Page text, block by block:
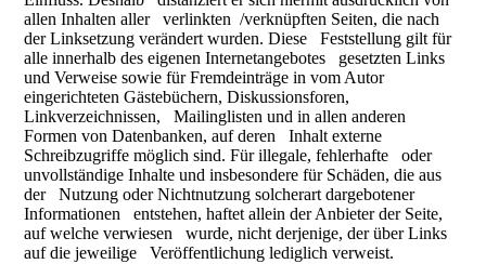
allen Inhalten aller verlinkten /verknüpften Seiten, die nach
der Linksetzung verändert wurden. Diese Feststellung gilt für
alle innerhalb des eigenen Internetangebotes gesetzten Links
und Verweise sowie für Fremdeinträge in vom Autor
eingerichteten Gästebüchern, Diskussionsforen,
Linkverzeichnissen, Mailinglisten und in allen anderen
Formen von Datenbanken, auf deren Inhalt externe
Schreibzugriffe möglich sind. Für illegale, fehlerhafte oder
unvollständige Inhalte und insbesondere für Schäden, die aus
der Nutzung oder Nichtnutzung solcherart dargebotener
Informationen entstehen, haftet allein der Anbieter der Seite,
auf welche verwiesen wurde, nicht derjenige, der über Links
auf die jeweilige Veröffentlichung lediglich verweist.